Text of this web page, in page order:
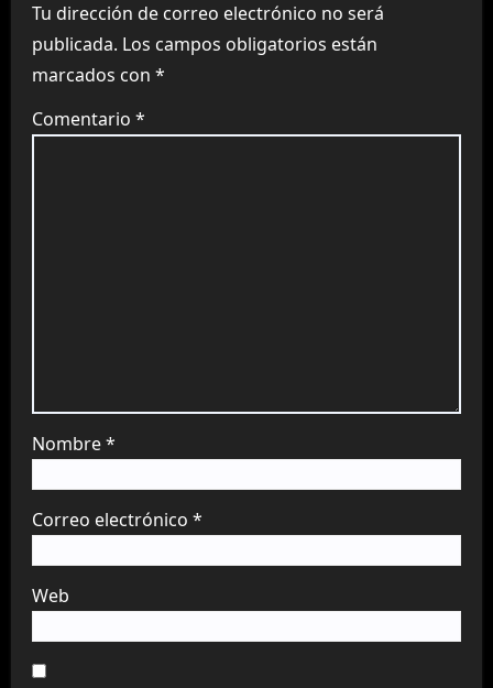
Tu dirección de correo electrónico no será
publicada. Los campos obligatorios están
marcados con *
Comentario *
Nombre*
Correo electrónico *
Web